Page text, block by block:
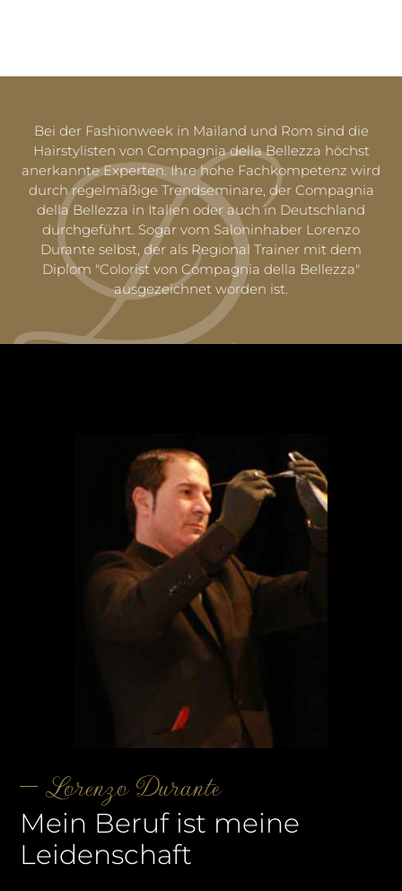
Bei der Fashionweek in Mailand und Rom sind die
Hairstylisten von Compagnia della Bellezza höchst
anerkannte Experten. Ihre hohe Fachkompetenz wird
durch regelmäßige Trendseminare, der Compagnia
della Bellezza in Italien oder auch in Deutschland
durchgeführt. Sogar vom Saloninhaber Lorenzo
Durante selbst, der als Regional Trainer mit dem
Diplom "Colorist von Compagnia della Bellezza"
ausgezeichnet worden ist.
Lorenzo Durante
Mein Beruf ist meine
Leidenschaft